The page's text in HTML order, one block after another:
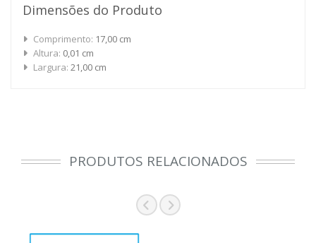
Dimensões do Produto
Comprimento: 17,00 cm
Altura: 0,01 cm
Largura: 21,00 cm
PRODUTOS RELACIONADOS